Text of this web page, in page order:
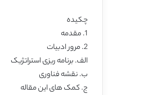
چکیده
1. مقدمه
2. مرور ادبیات
الف. برنامه ریزی استراتژیک
ب. نقشه فناوری
ج. کمک های این مقاله